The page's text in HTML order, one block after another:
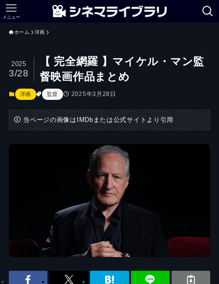
メニュー
ホーム 洋画
【 完全網羅 】マイケル・マン監
督映画作品まとめ
2025
3/28
洋画 監督 2025年3月28日
当ページの画像はIMDbまたは公式サイトより引用